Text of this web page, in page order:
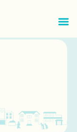
メ